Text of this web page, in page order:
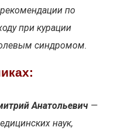
по
при курации
синдромом.
Анатольевич —
наук,